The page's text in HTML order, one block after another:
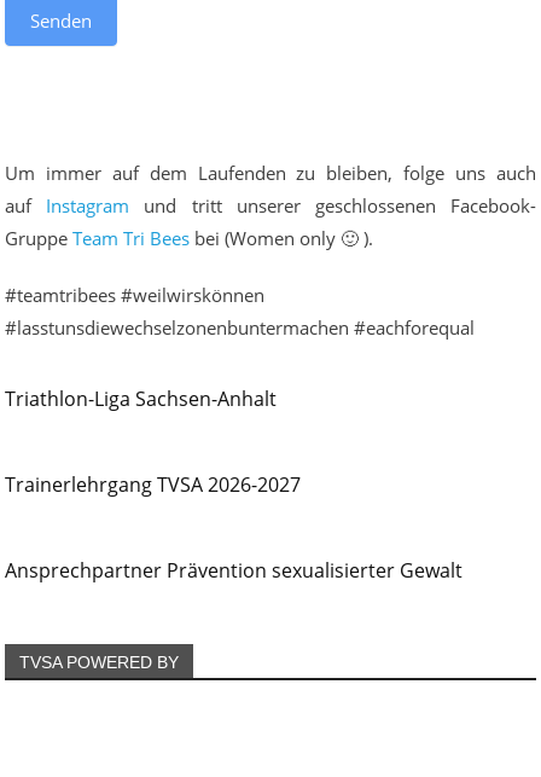
Senden
Um immer auf dem Laufenden zu bleiben, folge uns auch
auf Instagram und tritt unserer geschlossenen Facebook-
GruppeTeam Tri Bees bei (Women only 🙂 ).
#teamtribees #weilwirskönnen
#lasstunsdiewechselzonenbuntermachen #eachforequal
Triathlon-Liga Sachsen-Anhalt
Trainerlehrgang TVSA 2026-2027
Ansprechpartner Prävention sexualisierter Gewalt
TVSA POWERED BY